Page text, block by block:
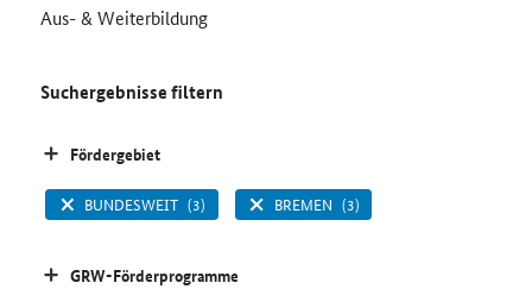
Aus- & Weiterbildung
Suchergebnisse filtern
Fördergebiet
BUNDESWEIT (3) BREMEN (3)
GRW-Förderprogramme